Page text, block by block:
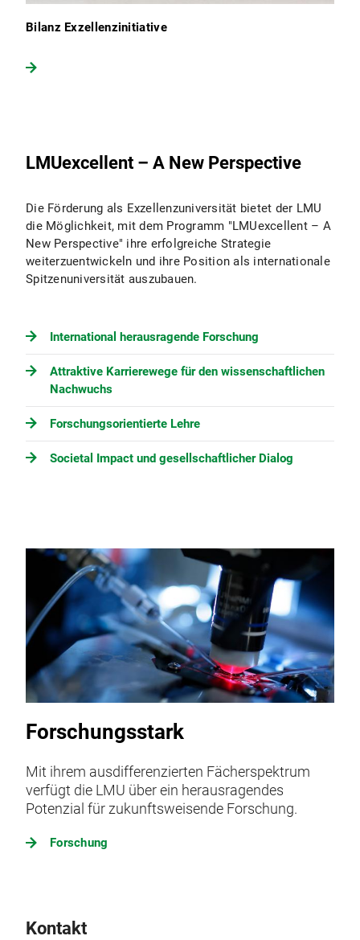
Bilanz Exzellenzinitiative
LMUexcellent – A New Perspective
Die Förderung als Exzellenzuniversität bietet der LMU
die Möglichkeit, mit dem Programm "LMUexcellent – A
New Perspective" ihre erfolgreiche Strategie
weiterzuentwickeln und ihre Position als internationale
Spitzenuniversität auszubauen.
International herausragende Forschung
Attraktive Karrierewege für den wissenschaftlichen
Nachwuchs
Forschungsorientierte Lehre
Societal Impact und gesellschaftlicher Dialog
Forschungsstark
Mit ihrem ausdifferenzierten Fächerspektrum
verfügt die LMU über ein herausragendes
Potenzial für zukunftsweisende Forschung.
Forschung
Kontakt